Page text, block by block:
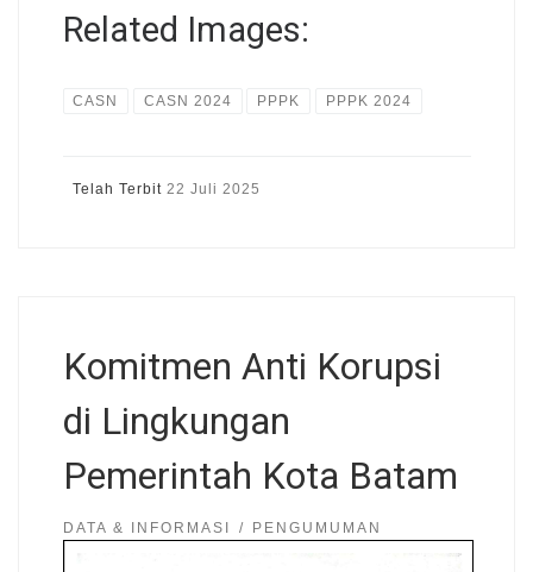
Related Images:
CASN CASN 2024 PPPK PPPK 2024
Telah Terbit 22 Juli 2025
Komitmen Anti Korupsi
di Lingkungan
Pemerintah Kota Batam
DATA & INFORMASI PENGUMUMAN